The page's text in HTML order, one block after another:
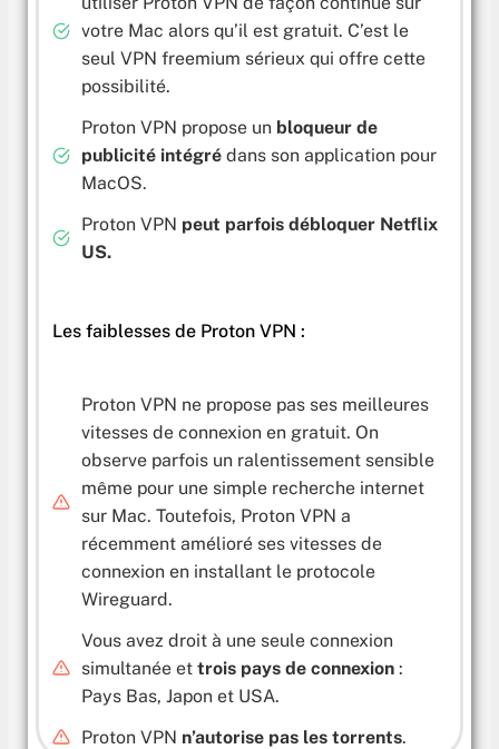
votre Mac alors qu’il est gratuit. C’est le
seul VPN freemium sérieux qui offre cette
possibilité.
Proton VPN propose un bloqueur de
publicité intégré dans son application pour
MacOS.
Proton VPN peut parfois débloquer Netflix
US.
Les faiblesses de Proton VPN :
Proton VPN ne propose pas ses meilleures
vitesses de connexion en gratuit. On
observe parfois un ralentissement sensible
même pour une simple recherche internet
sur Mac. Toutefois, Proton VPN a
récemment amélioré ses vitesses de
connexion en installant le protocole
Wireguard.
Vous avez droit à une seule connexion
simultanée et trois pays de connexion:
Pays Bas, Japon et USA.
Proton VPN n’autorise pas les torrents.